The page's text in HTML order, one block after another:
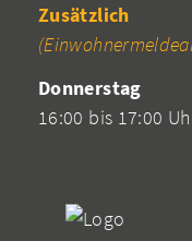
Zusätzlich
Donnerstag
16:00 bis 17:00